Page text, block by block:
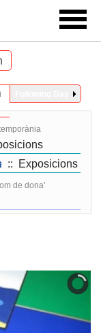
:: Exposicions
de dona'